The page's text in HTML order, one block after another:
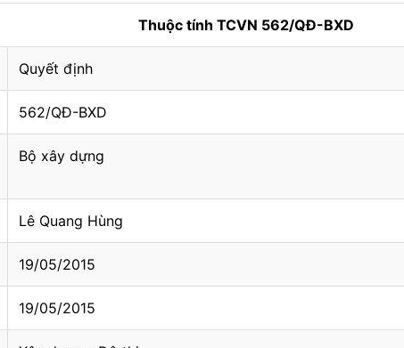
Thuộc tính TCVN 562/QĐ-BXD
Quyết định
562/QĐ-BXD
Bộ xây dựng
Lê Quang Hùng
19/05/2015
19/05/2015